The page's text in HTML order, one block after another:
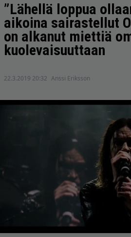
”Lähellä loppua
aikoina sairastellut
on alkanut miettiä
kuolevaisuuttaan
22.3.2019 20:32 Anssi Eriksson